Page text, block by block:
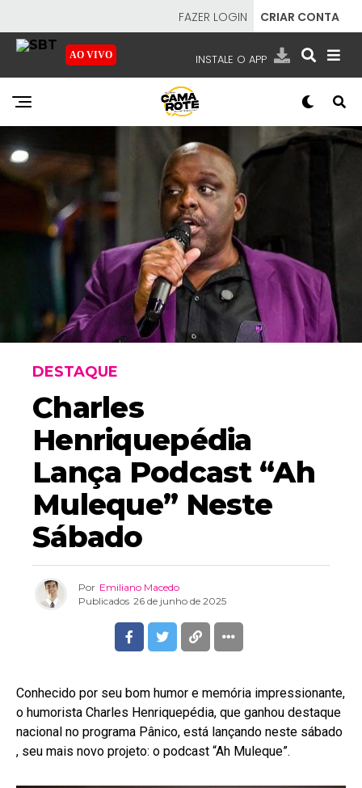
FAZER LOGIN CRIAR CONTA
AO VIVO INSTALE O APP
EMISSORAS
NOSSAS REDES APP TV SBT
SBT - SISTEMA BRASILEIRO DE TELEVISÃO
DESTAQUE
Charles
Henriquepédia
Lança Podcast “Ah
Muleque” Neste
Sábado
Por Emiliano Macedo
Publicados 26 de junho de 2025
Conhecido por seu bom humor e memória impressionante,
o humorista Charles Henriquepédia, que ganhou destaque
nacional no programa Pânico, está lançando neste sábado
, seu mais novo projeto: o podcast “Ah Muleque”.